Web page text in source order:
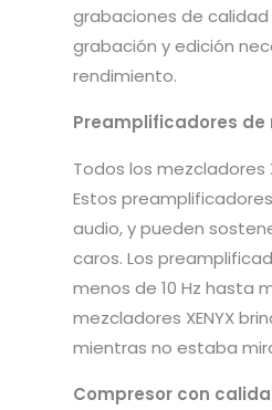
grabaciones de calidad
grabación y edición
rendimiento.
Preamplificadores
Todos los mezcladores
Estos
audio, y pueden
caros. Los
menos de 10 Hz hasta
mezcladores XENYX
mientras no estaba
Compresor con